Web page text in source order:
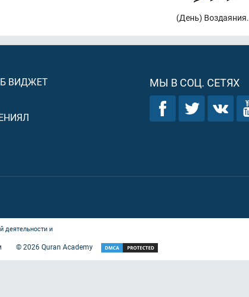
(День) Воздаяния.
ВИДЖЕТ
МЫ В СОЦ. СЕТЯХ
деятельности и
©2026Quran Academy